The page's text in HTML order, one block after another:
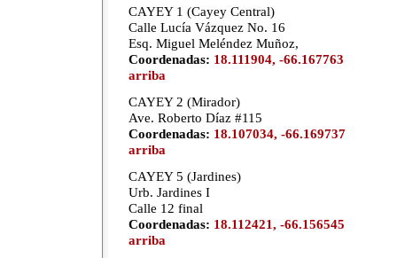
CAYEY 1 (Cayey Central)
Calle Lucía Vázquez No. 16
Esq. Miguel Meléndez Muñoz,
Coordenadas: 18.111904, -66.167763
arriba
CAYEY 2 (Mirador)
Ave. Roberto Díaz #115
Coordenadas: 18.107034, -66.169737
arriba
CAYEY 5 (Jardines)
Urb. Jardines I
Calle 12 final
Coordenadas: 18.112421, -66.156545
arriba